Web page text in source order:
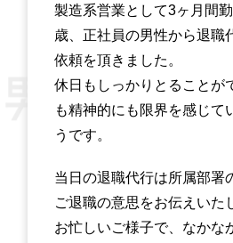
製造系営業として3ヶ月間
歳、正社員の男性から退職
依頼を頂きました。
休日もしっかりとることが
も精神的にも限界を感じて
うです。
当日の退職代行は所属部署
ご退職の意思をお伝えいた
お忙しいご様子で、なかな